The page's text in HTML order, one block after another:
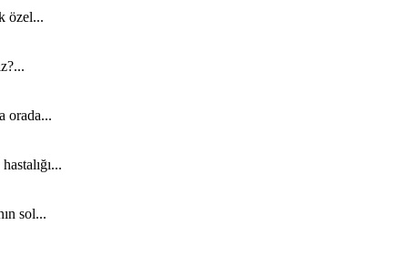
özel...
orada...
sol...